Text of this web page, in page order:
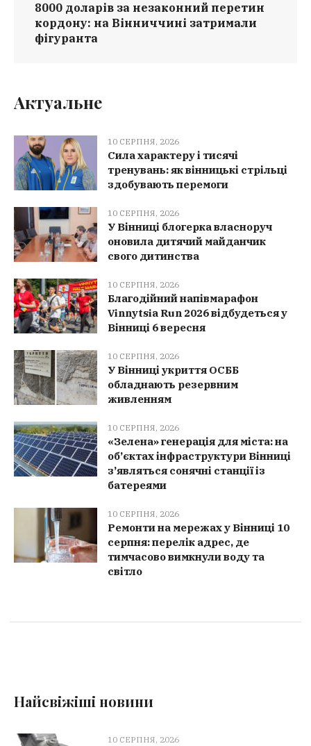
8000 доларів за незаконний перетин
кордону: на Вінниччині затримали
фігуранта
Актуальне
10 СЕРПНЯ, 2026
Сила характеру і тисячі
тренувань: як вінницькі стрільці
здобувають перемоги
10 СЕРПНЯ, 2026
У Вінниці блогерка власноруч
оновила дитячий майданчик
свого дитинства
10 СЕРПНЯ, 2026
Благодійний напівмарафон
Vinnytsia Run 2026 відбудеться у
Вінниці 6 вересня
10 СЕРПНЯ, 2026
У Вінниці укриття ОСББ
обладнають резервним
живленням
10 СЕРПНЯ, 2026
«Зелена» генерація для міста: на
об’єктах інфраструктури Вінниці
з’являться сонячні станції із
батереями
10 СЕРПНЯ, 2026
Ремонти на мережах у Вінниці 10
серпня: перелік адрес, де
тимчасово вимкнули воду та
світло
Найсвіжіші новини
10 СЕРПНЯ, 2026